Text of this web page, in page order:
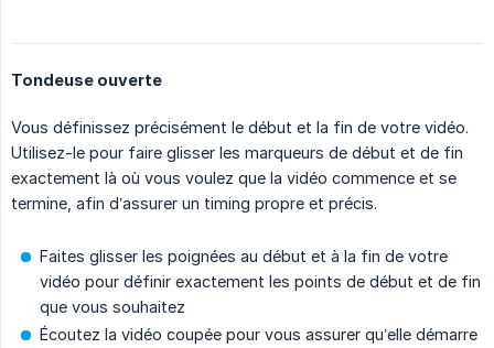
Tondeuse ouverte
Vous définissez précisément le début et la fin de votre vidéo.
Utilisez-le pour faire glisser les marqueurs de début et de fin
exactement là où vous voulez que la vidéo commence et se
termine, afin d’assurer un timing propre et précis.
Faites glisser les poignées au début et à la fin de votre
vidéo pour définir exactement les points de début et de fin
que vous souhaitez
Écoutez la vidéo coupée pour vous assurer qu’elle démarre